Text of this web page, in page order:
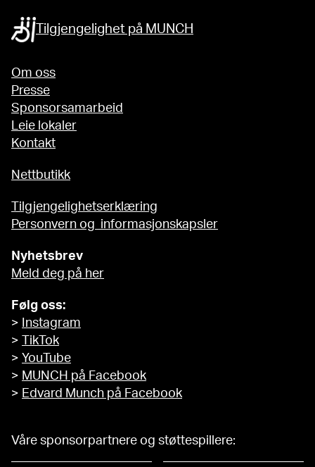
Tilgjengelighet på MUNCH
Om oss
Presse
Sponsorsamarbeid
Leie lokaler
Kontakt
Nettbutikk
Tilgjengelighetserklæring
Personvern og informasjonskapsler
Nyhetsbrev
Meld deg på her
Følg oss:
>
Instagram
>
TikTok
> YouTube
> MUNCH på Facebook
> Edvard Munch på Facebook
Våre sponsorpartnere og støttespillere: